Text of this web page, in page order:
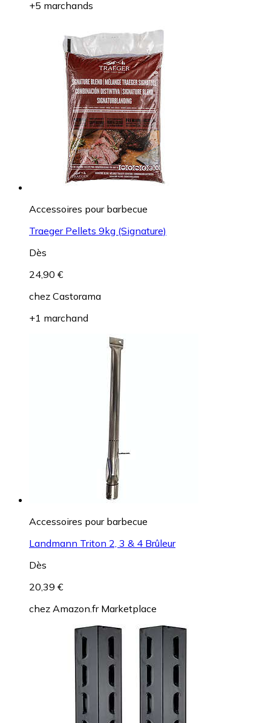
+5 marchands
Accessoires pour barbecue
Traeger Pellets 9kg (Signature)
Dès
24,90 €
chez Castorama
+1 marchand
Accessoires pour barbecue
Landmann Triton 2, 3 & 4 Brûleur
Dès
20,39 €
chez Amazon.fr Marketplace